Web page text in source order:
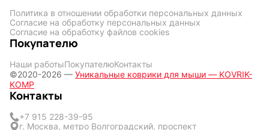
Политика в отношении обработки персональных данных
Согласие на обработку персональных данных
Согласие на обработку файлов cookies
Покупателю
Наши работыПокупателюКонтакты
©2020-2026 — Уникальные коврики для мыши — KOVRIK-
KOMP
Контакты
+7 915 228-39-95
г. Москва, метро Волгоградский, проспект